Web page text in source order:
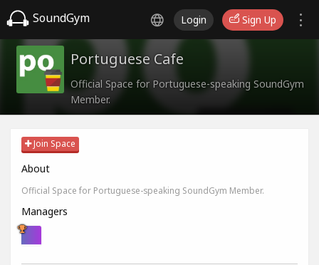
SoundGym Login Sign Up
Portuguese Cafe
Official Space for Portuguese-speaking SoundGym
Member.
Join Space
About
Official Space for Portuguese-speaking SoundGym Member.
Managers